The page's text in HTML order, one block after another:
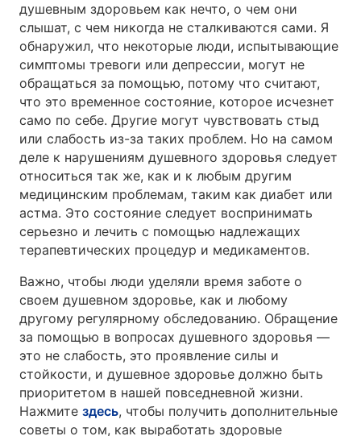
душевным здоровьем как нечто, о чем они
слышат, с чем никогда не сталкиваются сами. Я
обнаружил, что некоторые люди, испытывающие
симптомы тревоги или депрессии, могут не
обращаться за помощью, потому что считают,
что это временное состояние, которое исчезнет
само по себе. Другие могут чувствовать стыд
или слабость из-за таких проблем. Но на самом
деле к нарушениям душевного здоровья следует
относиться так же, как и к любым другим
медицинским проблемам, таким как диабет или
астма. Это состояние следует воспринимать
серьезно и лечить с помощью надлежащих
терапевтических процедур и медикаментов.
Важно, чтобы люди уделяли время заботе о
своем душевном здоровье, как и любому
другому регулярному обследованию. Обращение
за помощью в вопросах душевного здоровья —
это не слабость, это проявление силы и
стойкости, и душевное здоровье должно быть
приоритетом в нашей повседневной жизни.
Нажмите здесь, чтобы получить дополнительные
советы о том, как выработать здоровые